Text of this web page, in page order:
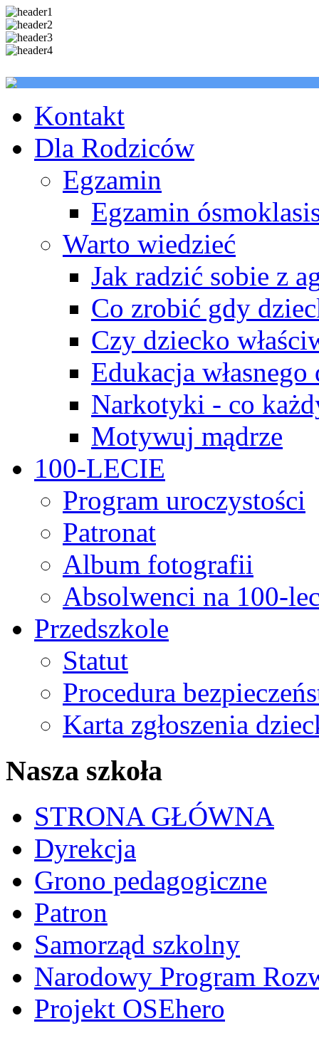
Kontakt
Dla Rodziców
Egzamin
Egzamin
Warto wiedzieć
Jak radzić sobie z
Co zrobić gdy
Czy dziecko
Edukacja własnego
Narkotyki - co
Motywuj mądrze
100-LECIE
Program uroczystości
Patronat
Album fotografii
Absolwenci na 100-
Przedszkole
Statut
Procedura
Karta zgłoszenia
Nasza szkoła
STRONA GŁÓWNA
Dyrekcja
Grono pedagogiczne
Patron
Samorząd szkolny
Narodowy Program
Projekt OSEhero